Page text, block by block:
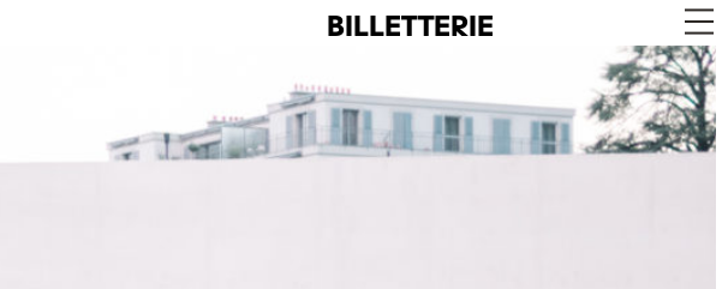
BILLETTERIE